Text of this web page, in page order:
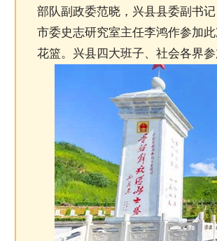
部队副政委范晓，兴县县委副书
市委史志研究室主任李鸿作参加
花篮。兴县四大班子、社会各界参